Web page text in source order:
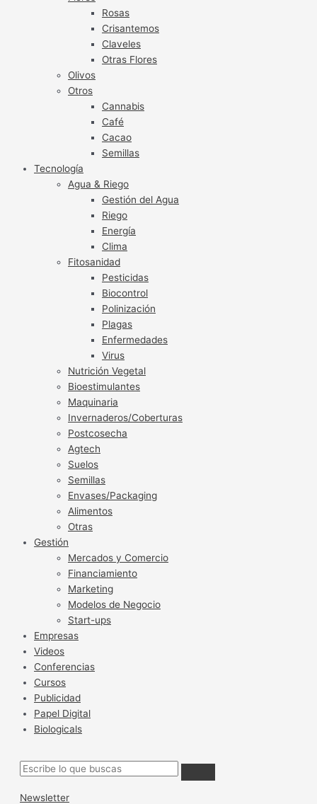
Rosas
Crisantemos
Claveles
Otras Flores
Olivos
Otros
Cannabis
Café
Cacao
Semillas
Tecnología
Agua & Riego
Gestión del Agua
Riego
Energía
Clima
Fitosanidad
Pesticidas
Biocontrol
Polinización
Plagas
Enfermedades
Virus
Nutrición Vegetal
Bioestimulantes
Maquinaria
Invernaderos/Coberturas
Postcosecha
Agtech
Suelos
Semillas
Envases/Packaging
Alimentos
Otras
Gestión
Mercados y Comercio
Financiamiento
Marketing
Modelos de Negocio
Start-ups
Empresas
Videos
Conferencias
Cursos
Publicidad
Papel Digital
Biologicals
Newsletter